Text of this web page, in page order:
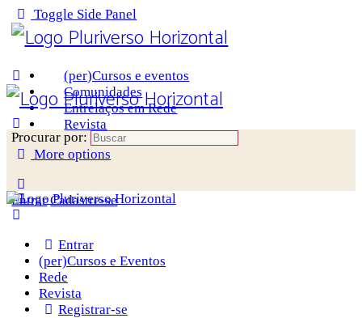
Toggle Side Panel
(per)Cursos e eventos
Comunidades
Entrelaços em Rede
Revista
More options
Entrar Cadastre-se
Procurar por:
Entrar
(per)Cursos e Eventos
Rede
Revista
Registrar-se